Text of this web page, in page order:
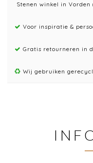
Stenen winkel in Vorden
Voor inspiratie &
Gratis retourneren in
Wij gebruiken